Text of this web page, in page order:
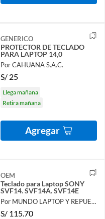
GENERICO
PROTECTOR DE TECLADO
PARA LAPTOP 14,0
Por CAHUANA S.A.C.
S/ 25
Llega mañana
Retira mañana
Agregar
OEM
Teclado para Laptop SONY
SVF14. SVF14A. SVF14E
Por MUNDO LAPTOP Y REPUESTOS
S/ 115.70